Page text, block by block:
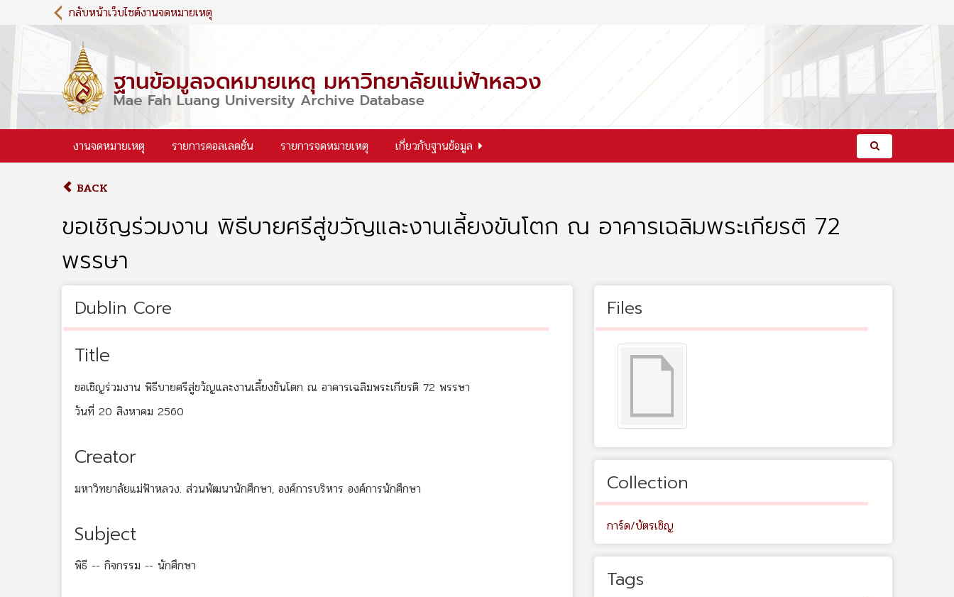
i
c
กลับหน้าเว็บไซต์งานจดหมายเหตุ
งานจดหมายเหตุ รายการคอลเลคชั่น รายการจดหมายเหตุ เกี่ยวกับฐานข้อมูล
BACK
ขอเชิญร่วมงาน พิธีบายศรีสู่ขวัญและงานเลี้ยงขันโตก ณ อาคารเฉลิมพระเกียรติ 72
พรรษา
Dublin Core
Title
ขอเชิญร่วมงาน พิธีบายศรีสู่ขวัญและงานเลี้ยงขันโตก ณ อาคารเฉลิมพระเกียรติ 72 พรรษา
วันที่ 20 สิงหาคม 2560
Creator
มหาวิทยาลัยแม่ฟ้าหลวง. ส่วนพัฒนานักศึกษา, องค์การบริหาร องค์การนักศึกษา
Subject
พิธี -- กิจกรรม -- นักศึกษา
Files
Collection
การ์ด/บัตรเชิญ
Tags